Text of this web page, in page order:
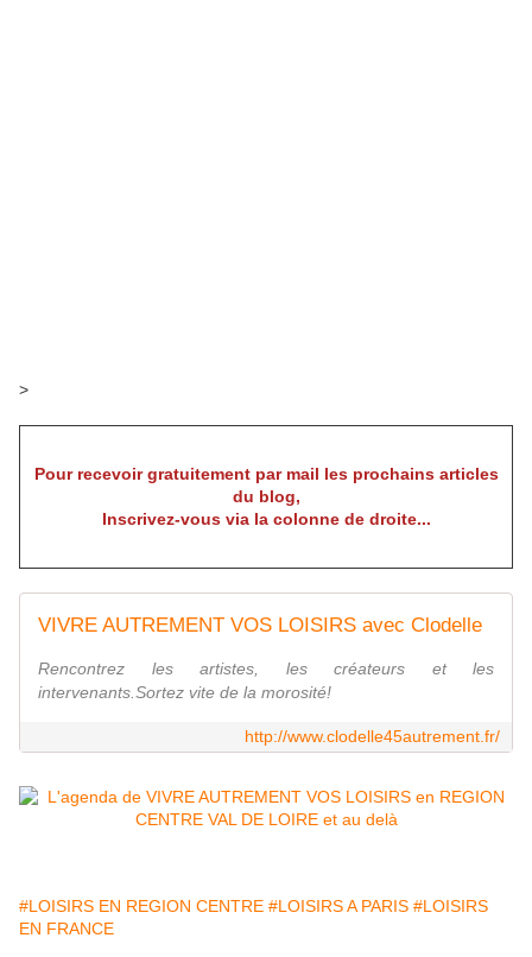
>
Pour recevoir gratuitement par mail les prochains articles
du blog,
Inscrivez-vous via la colonne de droite...
VIVRE AUTREMENT VOS LOISIRS avec Clodelle
Rencontrez les artistes, les créateurs et les
intervenants.Sortez vite de la morosité!
http://www.clodelle45autrement.fr/
#LOISIRS EN REGION CENTRE #LOISIRS A PARIS #LOISIRS
EN FRANCE